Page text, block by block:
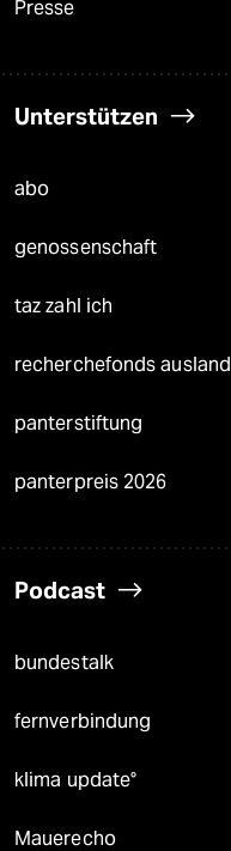
Presse
Unterstützen
abo
genossenschaft
taz zahl ich
recherchefonds ausland
panterstiftung
panterpreis 2026
Podcast
bundestalk
fernverbindung
klima update°
Mauerecho